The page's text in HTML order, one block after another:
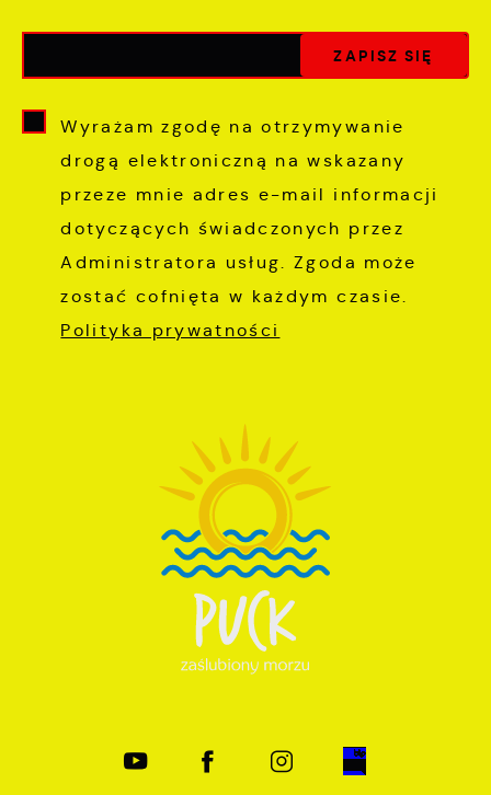
Wyrażam zgodę na otrzymywanie
drogą elektroniczną na wskazany
przeze mnie adres e-mail informacji
dotyczących świadczonych przez
Administratora usług. Zgoda może
zostać cofnięta w każdym czasie.
Polityka prywatności